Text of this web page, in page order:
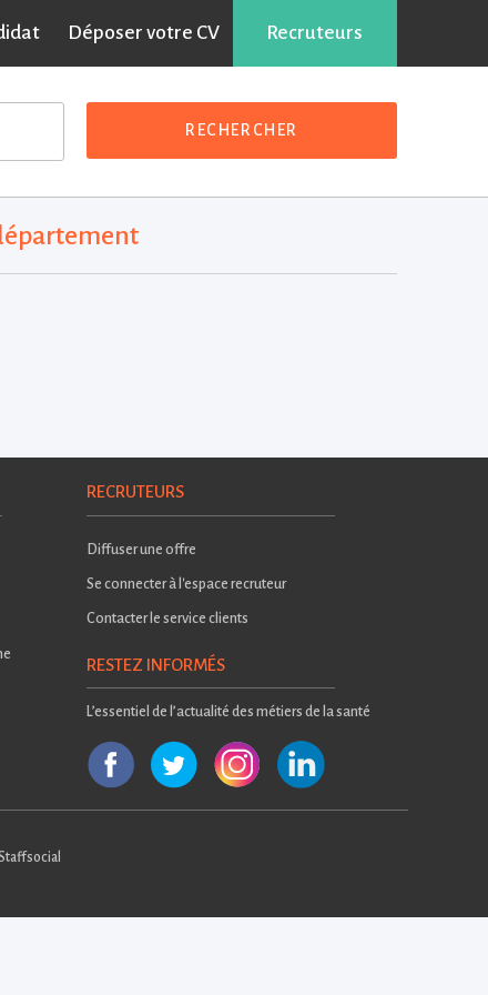
Déposer votre CV Recruteurs
RECHERCHER
RECRUTEURS
Diffuser une offre
Se connecter à l'espace recruteur
Contacter le service clients
RESTEZ INFORMÉS
L’essentiel de l’actualité des métiers de la santé